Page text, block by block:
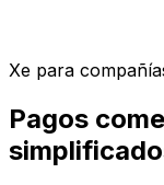
Xe para
Pagos